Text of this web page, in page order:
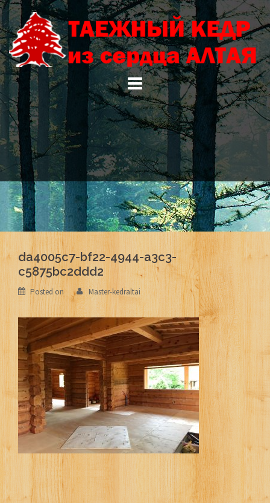
Skip
to
content
da4005c7-bf22-4944-a3c3-
c5875bc2ddd2
Posted on Master-kedraltai